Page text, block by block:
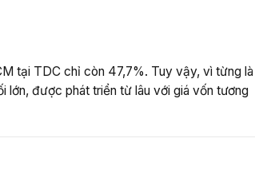
tại TDC chỉ còn 47,7%. Tuy vậy, vì từng là
được phát triển từ lâu với giá vốn tương